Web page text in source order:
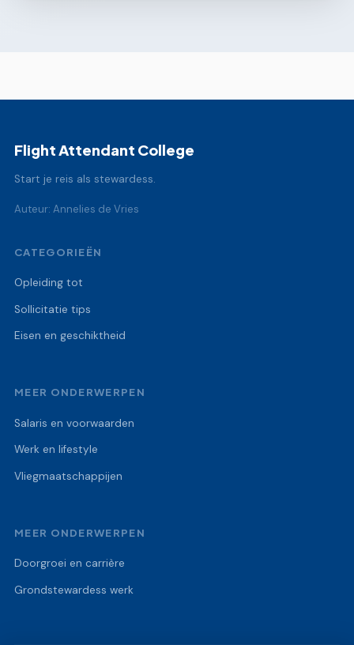
Flight Attendant College
Start je reis als stewardess.
Auteur: Annelies de Vries
CATEGORIEËN
Opleiding tot
Sollicitatie tips
Eisen en geschiktheid
MEER ONDERWERPEN
Salaris en voorwaarden
Werk en lifestyle
Vliegmaatschappijen
MEER ONDERWERPEN
Doorgroei en carrière
Grondstewardess werk